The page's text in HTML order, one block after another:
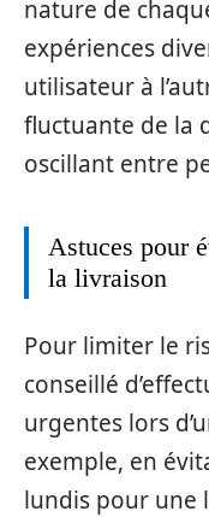
nature de
expériences
utilisateur à
fluctuante de la
oscillant entre
Astuces pour
la livraison
Pour limiter le
conseillé
urgentes lors
exemple, en
lundis pour une